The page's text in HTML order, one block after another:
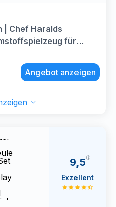
| Chef Haralds
für
für
für Kinder
Angebot anzeigen
9,5
Exzellent